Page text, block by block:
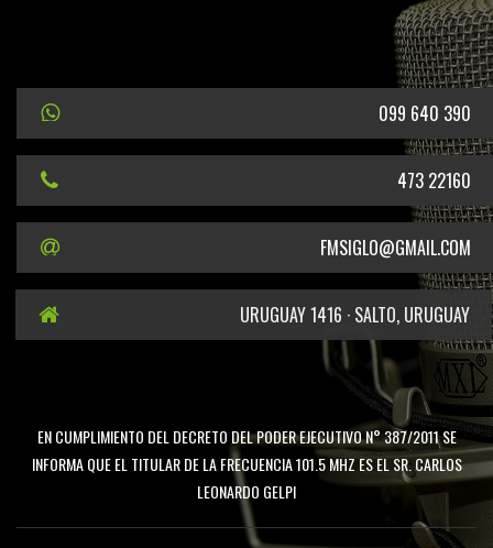
099 640 390
473 22160
FMSIGLO@GMAIL.COM
URUGUAY 1416 · SALTO, URUGUAY
EN CUMPLIMIENTO DEL DECRETO DEL PODER EJECUTIVO N° 387/2011 SE
INFORMA QUE EL TITULAR DE LA FRECUENCIA 101.5 MHZ ES EL SR. CARLOS
LEONARDO GELPI